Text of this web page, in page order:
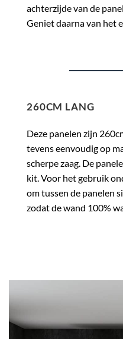
achterzijde van de
Geniet daarna van het
260CM LANG
Deze panelen zijn
tevens eenvoudig op
scherpe zaag. De
kit. Voor het gebruik
om tussen de panelen
zodat de wand 100%